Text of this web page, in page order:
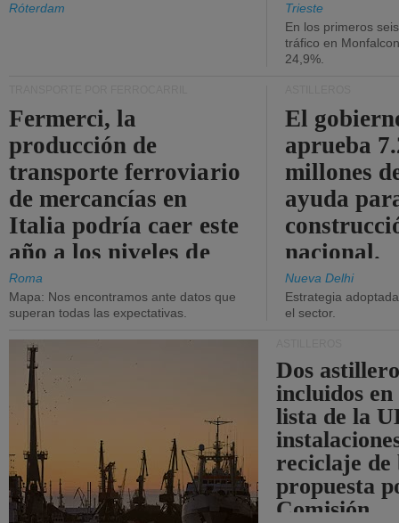
Róterdam
Trieste
En los primeros
tráfico en
24,9%.
Fermerci, la
producción de
transporte ferroviario
de mercancías en
Italia podría caer este
año a los niveles de
2015.
Roma
Mapa: Nos encontramos ante datos que
superan todas las expectativas.
El
aprueba
millones
ayuda
nacional.
Nueva Delhi
Estrategia
el sector.
Dos
incluidos
lista de la
reciclaje de
propuesta
Comisión.